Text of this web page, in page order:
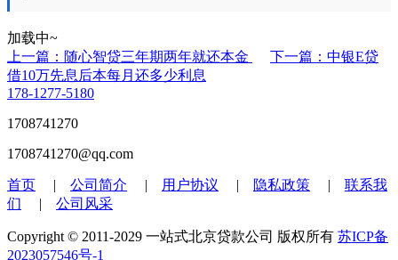
加载中~
上一篇：随心智贷三年期两年就还本金
下一篇：中银E贷
借10万先息后本每月还多少利息
178-1277-5180
1708741270
1708741270@qq.com
首页 | 公司简介 | 用户协议 | 隐私政策 | 联系我
们 | 公司风采
Copyright © 2011-2029 一站式北京贷款公司 版权所有 苏ICP备
2023057546号-1